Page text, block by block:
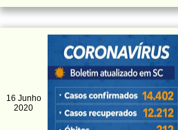
16 Junho
2020